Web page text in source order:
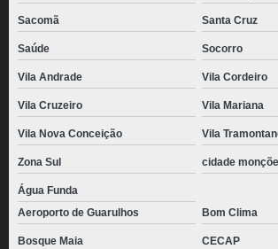
Sacomã Santa Cruz
Saúde Socorro
Vila Andrade Vila Cordeiro
Vila Cruzeiro Vila Mariana
Vila Nova Conceição Vila
Zona Sul cidade
Água Funda
Aeroporto de Guarulhos
Bom Clima
Bosque Maia CECAP